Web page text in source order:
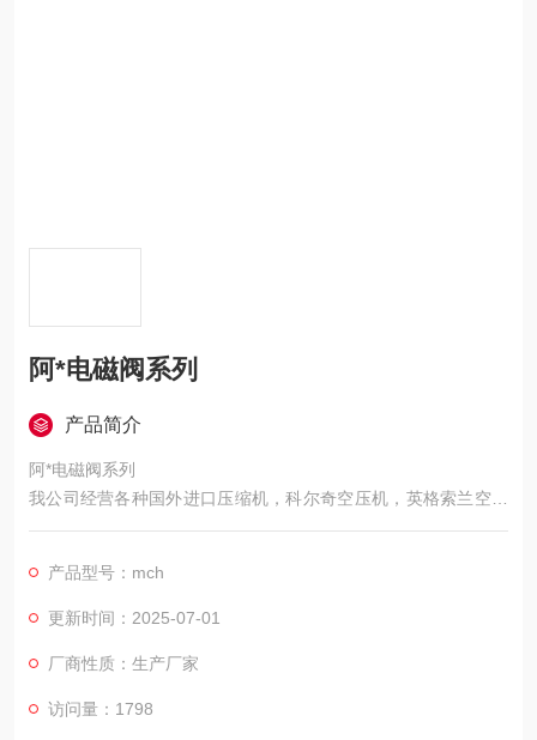
阿*电磁阀系列
产品简介
阿*电磁阀系列
我公司经营各种国外进口压缩机，科尔奇空压机，英格索兰空压
机，德国宝华等及配件，进口传感器，铁路用打磨工具，混凝土
人喷药机，简易挖坑机，起草皮机，割草机等，矿用支护类，救
生器材，防灭火装置，矿用气体检测仪器等。
产品型号：mch
更新时间：2025-07-01
厂商性质：生产厂家
访问量：1798